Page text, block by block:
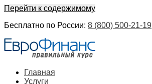
Перейти к содержимому
Бесплатно по России: 8 (800) 500-21-19
ЕвроФинанс
БыстроГлавная
Услуги